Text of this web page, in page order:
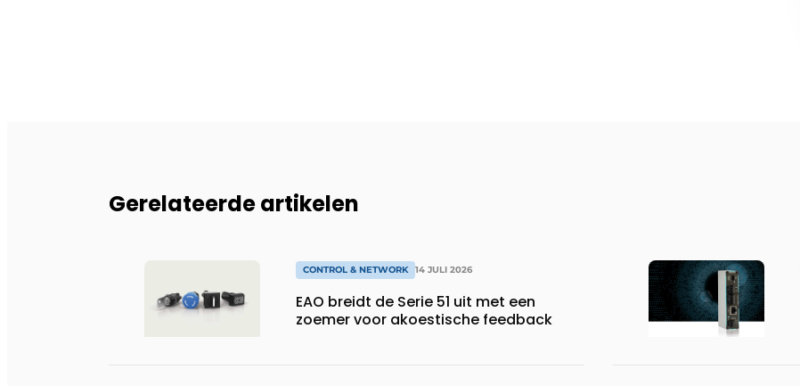
Gerelateerde artikelen
CONTROL & NETWORK 14 JULI 2026
EAO breidt de Serie 51 uit met een
zoemer voor akoestische feedback